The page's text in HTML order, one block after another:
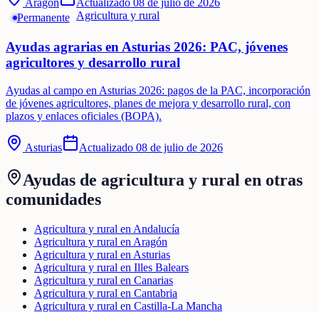
Aragón Actualizado 08 de julio de 2026
Permanente Agricultura y rural
Ayudas agrarias en Asturias 2026: PAC, jóvenes
agricultores y desarrollo rural
Ayudas al campo en Asturias 2026: pagos de la PAC, incorporación
de jóvenes agricultores, planes de mejora y desarrollo rural, con
plazos y enlaces oficiales (BOPA).
Asturias Actualizado 08 de julio de 2026
Ayudas de agricultura y rural en otras
comunidades
Agricultura y rural en Andalucía
Agricultura y rural en Aragón
Agricultura y rural en Asturias
Agricultura y rural en Illes Balears
Agricultura y rural en Canarias
Agricultura y rural en Cantabria
Agricultura y rural en Castilla-La Mancha